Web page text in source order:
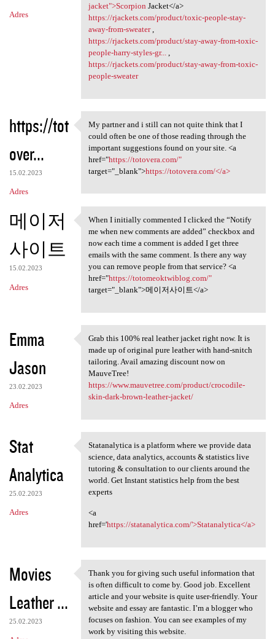
Adres
jacket">Scorpion Jacket</a>
https://rjackets.com/product/toxic-people-stay-
away-from-sweater,
https://rjackets.com/product/stay-away-from-toxic-
people-harry-styles-gr...
https://rjackets.com/product/stay-away-from-toxic-
people-sweater
https://tot
over...
15.02.2023
Adres
My partner and i still can
My partner and i still can not quite think that I
could often be one of those reading through the
important suggestions found on your site. <a
href="https://totovera.com/"
target="_blank">https://totovera.com/</a>
메이저
사이트
15.02.2023
Adres
When I initially commented I
When I initially commented I clicked the “Notify
me when new comments are added” checkbox and
now each time a comment is added I get three
emails with the same comment. Is there any way
you can remove people from that service? <a
href="https://totomeoktwiblog.com/"
target="_blank">메이저사이트</a>
Emma
Jason
23.02.2023
Adres
Grab this 100% real leather
Grab this 100% real leather jacket right now. It is
made up of original pure leather with hand-snitch
tailoring. Avail amazing discount now on
MauveTree!
https://www.mauvetree.com/product/crocodile-
skin-dark-brown-leather-jacket/
Stat
Analytica
25.02.2023
Adres
Statanalytica is a platform
Statanalytica is a platform where we provide data
science, data analytics, accounts & statistics live
tutoring & consultation to our clients around the
world. Get Instant statistics help from the best
experts
<a
href='https://statanalytica.com/'>Statanalytica</a>
Movies
Leather ...
25.02.2023
Thank you for giving such
Thank you for giving such useful information that
is often difficult to come by. Good job. Excellent
article and your website is quite user-friendly. Your
website and essay are fantastic. I’m a blogger who
focuses on fashion. You can see examples of my
work by visiting this website.